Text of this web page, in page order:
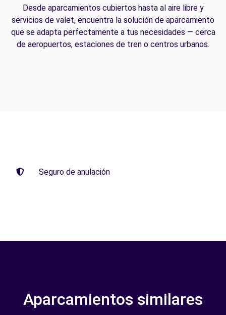
Desde aparcamientos cubiertos hasta al aire libre y
servicios de valet, encuentra la solución de aparcamiento
que se adapta perfectamente a tus necesidades — cerca
de aeropuertos, estaciones de tren o centros urbanos.
Seguro de anulación
Aparcamientos similares